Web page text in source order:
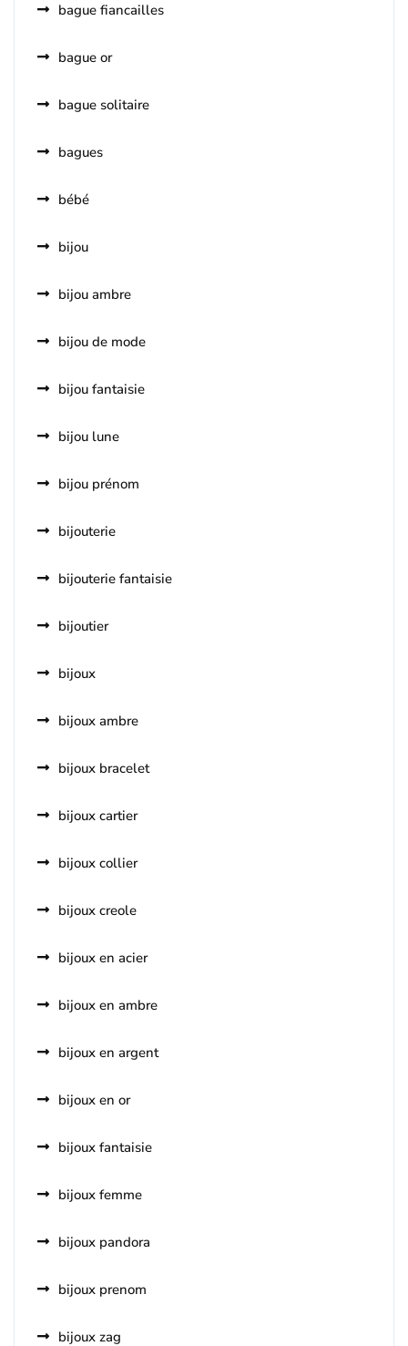
bague fiancailles
bague or
bague solitaire
bagues
bébé
bijou
bijou ambre
bijou de mode
bijou fantaisie
bijou lune
bijou prénom
bijouterie
bijouterie fantaisie
bijoutier
bijoux
bijoux ambre
bijoux bracelet
bijoux cartier
bijoux collier
bijoux creole
bijoux en acier
bijoux en ambre
bijoux en argent
bijoux en or
bijoux fantaisie
bijoux femme
bijoux pandora
bijoux prenom
bijoux zag